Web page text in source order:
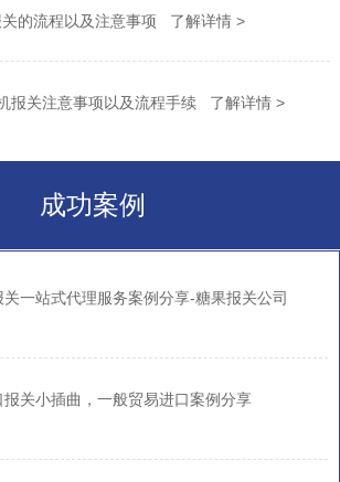
的流程以及注意事项 了解详情 >
报关注意事项以及流程手续 了解详情 >
成功案例
关一站式代理服务案例分享-糖果报关公司
报关小插曲，一般贸易进口案例分享